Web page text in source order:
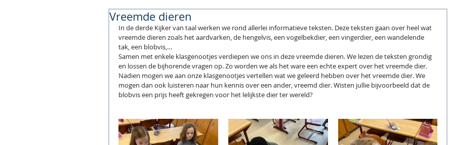
Vreemde dieren
In de derde Kijker van taal werken we rond allerlei informatieve teksten. Deze teksten gaan over heel wat
vreemde dieren zoals het aardvarken, de hengelvis, een vogelbekdier, een vingerdier, een wandelende
tak, een blobvis,…
Samen met enkele klasgenootjes verdiepen we ons in deze vreemde dieren. We lezen de teksten grondig
en lossen de bijhorende vragen op. Zo worden we als het ware een echte expert over het vreemde dier.
Nadien mogen we aan onze klasgenootjes vertellen wat we geleerd hebben over het vreemde dier. We
mogen dan ook luisteren naar hun kennis over een ander, vreemd dier. Wisten jullie bijvoorbeeld dat de
blobvis een prijs heeft gekregen voor het lelijkste dier ter wereld?